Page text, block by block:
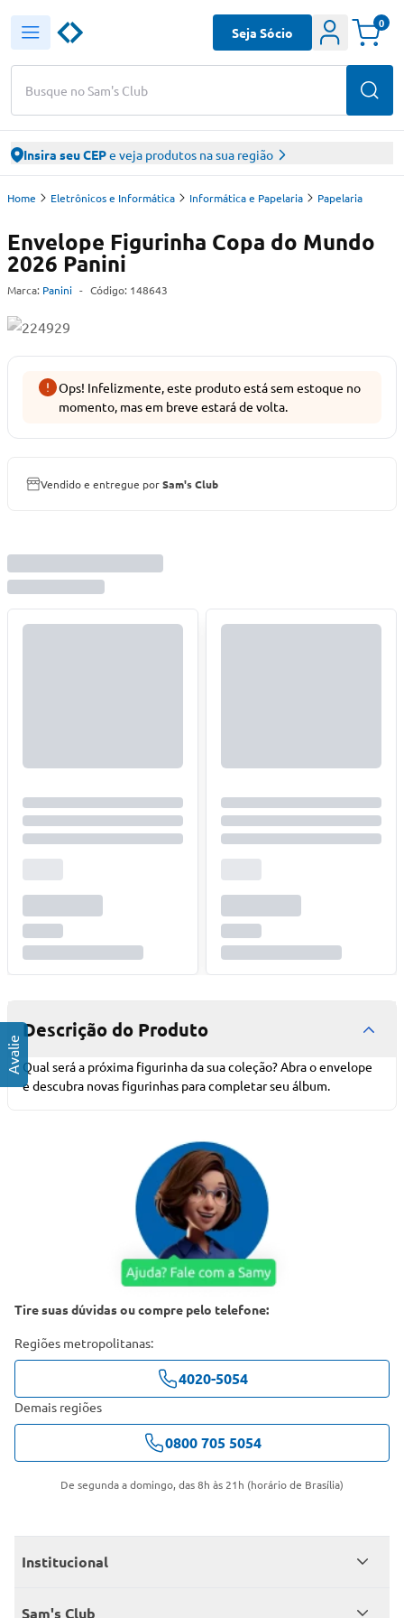
Busque no Sam's Club
Seja Sócio
0
Insira seu CEPe veja produtos na sua região
Home Eletrônicos e Informática Informática e Papelaria Papelaria
Envelope Figurinha Copa do Mundo
2026 Panini
Marca: Panini - Código: 148643
Ops! Infelizmente, este produto está sem estoque no
momento, mas em breve estará de volta.
Vendido e entregue porSam's Club
Descrição do Produto
Qual será a próxima figurinha da sua coleção? Abra o envelope
e descubra novas figurinhas para completar seu álbum.
Tire suas dúvidas ou compre pelo telefone:
Regiões metropolitanas:
4020-5054
Demais regiões
0800 705 5054
De segunda a domingo, das 8h às 21h (horário de Brasília)
Institucional
Quem somos
Sam's Club